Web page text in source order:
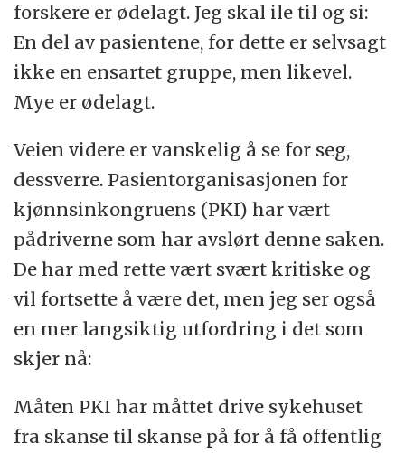
forskere er ødelagt. Jeg skal ile til og si:
En del av pasientene, for dette er selvsagt
ikke en ensartet gruppe, men likevel.
Mye er ødelagt.
Veien videre er vanskelig å se for seg,
dessverre. Pasientorganisasjonen for
kjønnsinkongruens (PKI) har vært
pådriverne som har avslørt denne saken.
De har med rette vært svært kritiske og
vil fortsette å være det, men jeg ser også
en mer langsiktig utfordring i det som
skjer nå:
Måten PKI har måttet drive sykehuset
fra skanse til skanse på for å få offentlig